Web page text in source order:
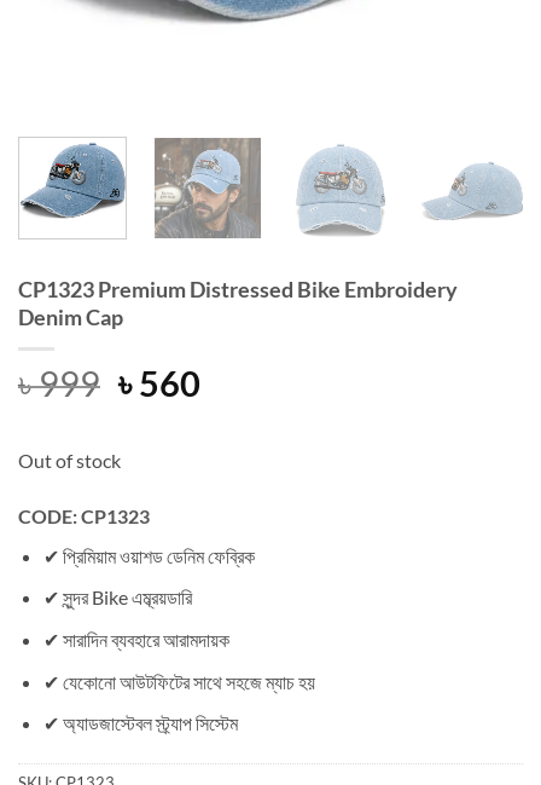
CP1323 Premium Distressed Bike Embroidery
Denim Cap
৳999 Original
was:
৳560Current
Out of stock
CODE: CP1323
✔ প্রিমিয়াম ওয়াশড ডেনিম ফেব্রিক
✔ সুন্দর Bike এম্ব্রয়ডারি
✔ সারাদিন ব্যবহারে আরামদায়ক
✔ যেকোনো আউটফিটের সাথে সহজে ম্যাচ হয়
✔ অ্যাডজাস্টেবল স্ট্র্যাপ সিস্টেম